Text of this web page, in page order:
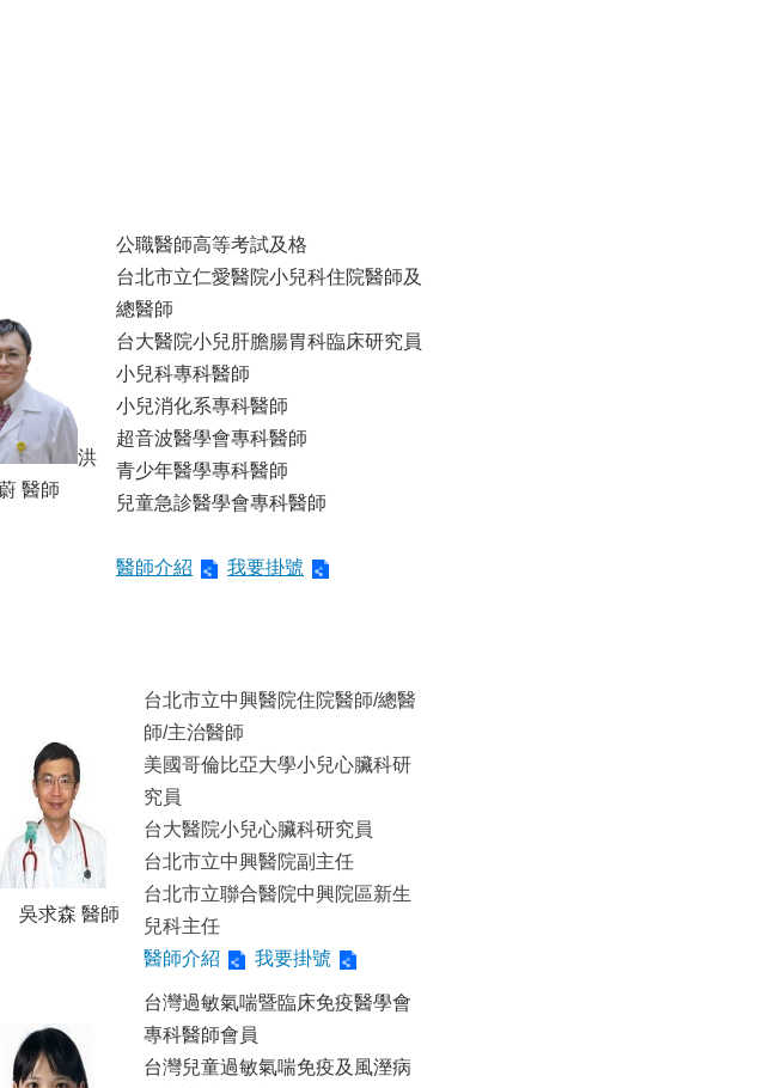
洪
醫師
公職醫師高等考試及格
台北市立仁愛醫院小兒科住院醫師及
總醫師
台大醫院小兒肝膽腸胃科臨床研究員
小兒科專科醫師
小兒消化系專科醫師
超音波醫學會專科醫師
青少年醫學專科醫師
兒童急診醫學會專科醫師
醫師介紹 我要掛號
吳求森 醫師
台北市立中興醫院住院醫師/總醫
師/主治醫師
美國哥倫比亞大學小兒心臟科研
究員
台大醫院小兒心臟科研究員
台北市立中興醫院副主任
台北市立聯合醫院中興院區新生
兒科主任
醫師介紹
我要掛號
台灣過敏氣喘暨臨床免疫醫學會
專科醫師會員
台灣兒童過敏氣喘免疫及風溼病